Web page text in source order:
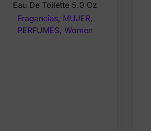
$55.00.$28.99.
Eau De Toilette 5.0 Oz
Fragancias, MUJER,
PERFUMES, Women